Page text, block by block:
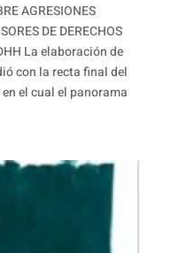
AGRESIONES
DE DERECHOS
La elaboración de
con la recta final del
el cual el panorama